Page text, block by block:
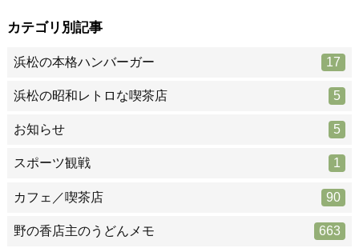
カテゴリ別記事
浜松の本格ハンバーガー 17
浜松の昭和レトロな喫茶店 5
お知らせ 5
スポーツ観戦 1
カフェ／喫茶店 90
野の香店主のうどんメモ 663